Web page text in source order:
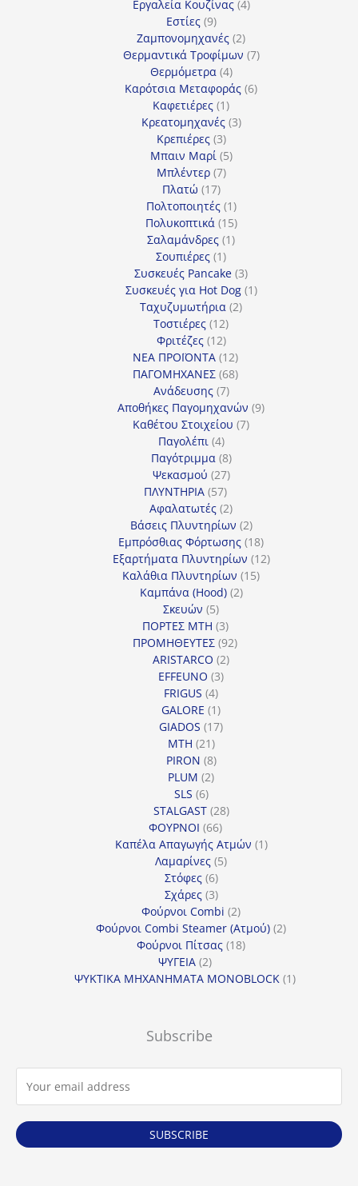
προϊόντα
Εργαλεία Κουζίνας 44
Εστίες 99
προϊόντα
Ζαμπονομηχανές 22
προϊόντα
Θερμαντικά Τροφίμων 77
Θερμόμετρα 44
προϊόντα
Καρότσια Μεταφοράς 66
Καφετιέρες 11
προϊόν
Κρεατομηχανές 33
Κρεπιέρες 33
προϊόντα
Μπαιν Μαρί 55
Μπλέντερ 77
Πλατώ 1717
προϊόντα
Πολτοποιητές 11
προϊόν
Πολυκοπτικά 1515
προϊόντα
Σαλαμάνδρες 11
Σουπιέρες 11
προϊόν
Συσκευές Pancake 33
προϊόντα
Συσκευές για Hot Dog 11
Ταχυζυμωτήρια 22
Τοστιέρες 1212
προϊόντα
Φριτέζες 1212
προϊόντα
ΝΕΑ ΠΡΟΪΟΝΤΑ 1212
προϊόντα
ΠΑΓΟΜΗΧΑΝΕΣ 6868
Ανάδευσης 77
προϊόντα
Αποθήκες Παγομηχανών 99
Καθέτου Στοιχείου 77
Παγολέπι 44
προϊόντα
Παγότριμμα 88
προϊόντα
Ψεκασμού 2727
προϊόντα
ΠΛΥΝΤΗΡΙΑ 5757
προϊόντα
Αφαλατωτές 22
προϊόντα
Βάσεις Πλυντηρίων 22
προϊόντα
Εμπρόσθιας Φόρτωσης 1818
προϊόντα
Εξαρτήματα Πλυντηρίων 1212
Καλάθια Πλυντηρίων 1515
Καμπάνα (Hood) 22
Σκευών 55
προϊόντα
ΠΟΡΤΕΣ MTH 33
προϊόντα
ΠΡΟΜΗΘΕΥΤΕΣ 9292
ARISTARCO 22
EFFEUNO 33
FRIGUS 44
προϊόντα
GALORE 11
προϊόν
GIADOS 1717
MTH 2121
προϊόντα
PIRON 88
προϊόντα
PLUM 22
SLS 66
προϊόντα
STALGAST 2828
ΦΟΥΡΝΟΙ 6666
προϊόντα
Καπέλα Απαγωγής Ατμών 11
Λαμαρίνες 55
Στόφες 66
προϊόντα
Σχάρες 33
προϊόντα
Φούρνοι Combi 22
προϊόντα
Φούρνοι Combi Steamer (Ατμού) 22
Φούρνοι Πίτσας 1818
ΨΥΓΕΙΑ 22
προϊόντα
ΨΥΚΤΙΚΑ ΜΗΧΑΝΗΜΑΤΑ MONOBLOCK 11
Subscribe
SUBSCRIBE